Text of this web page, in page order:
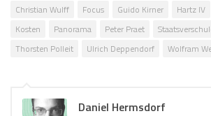
Christian Wulff
Focus Guido Kirner Hartz IV
Kosten
Panorama Peter Praet
Thorsten Polleit
Ulrich Deppendorf Wolfram
Daniel Hermsdorf